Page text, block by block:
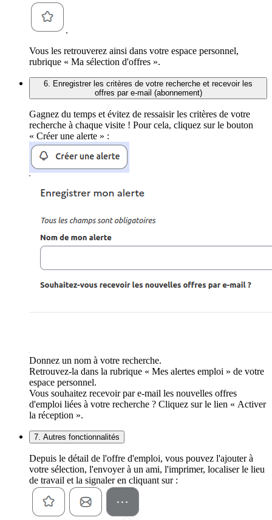
.
Vous les retrouverez ainsi dans votre espace personnel,
rubrique « Ma sélection d'offres ».
6. Enregistrer les critères de votre recherche et recevoir les
offres par e-mail (abonnement)
Gagnez du temps et évitez de ressaisir les critères de votre
recherche à chaque visite ! Pour cela, cliquez sur le bouton
« Créer une alerte » :
Donnez un nom à votre recherche.
Retrouvez-la dans la rubrique « Mes alertes emploi » de votre
espace personnel.
Vous souhaitez recevoir par e-mail les nouvelles offres
d'emploi liées à votre recherche ? Cliquez sur le lien « Activer
la réception ».
7. Autres fonctionnalités
Depuis le détail de l'offre d'emploi, vous pouvez l'ajouter à
votre sélection, l'envoyer à un ami, l'imprimer, localiser le lieu
de travail et la signaler en cliquant sur :